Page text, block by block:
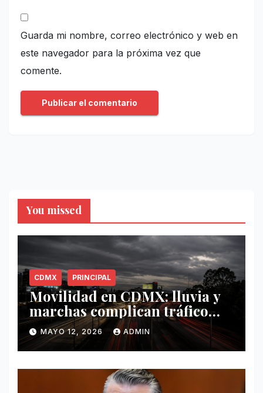
Guarda mi nombre, correo electrónico y web en
este navegador para la próxima vez que
comente.
You missed
CDMX PRINCIPAL
Movilidad en CDMX: lluvia y
marchas complican tráfico
este 12 de mayo
MAYO 12, 2026 ADMIN